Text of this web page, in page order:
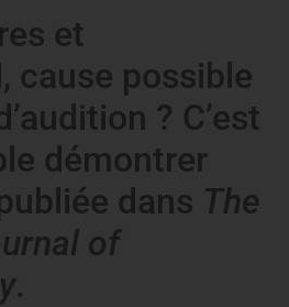
et
cause possible
? C’est
démontrer
dans The
of
.